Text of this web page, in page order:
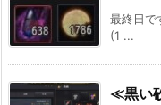
最終日
(1 ...
≪黒い